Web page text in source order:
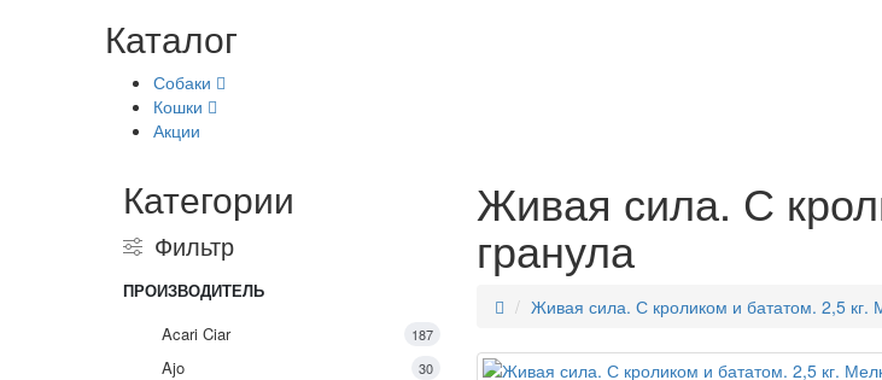
Каталог
Собаки
Кошки
Акции
Категории
Фильтр
ПРОИЗВОДИТЕЛЬ
Acari Ciar
187
Ajo 30
Живая сила. С
гранула
Живая сила. С кроликом и бататом. 2,5 кг.